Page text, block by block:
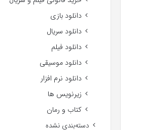
دانلود بازی
دانلود سریال
دانلود فیلم
دانلود موسیقی
دانلود نرم افزار
زیرنویس ها
کتاب و رمان
دسته‌بندی نشده